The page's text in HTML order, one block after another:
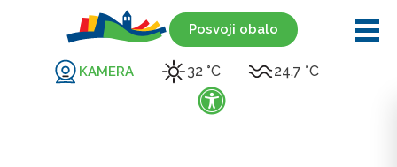
Posvoji obalo
KAMERA 32 °C 24.7 °C